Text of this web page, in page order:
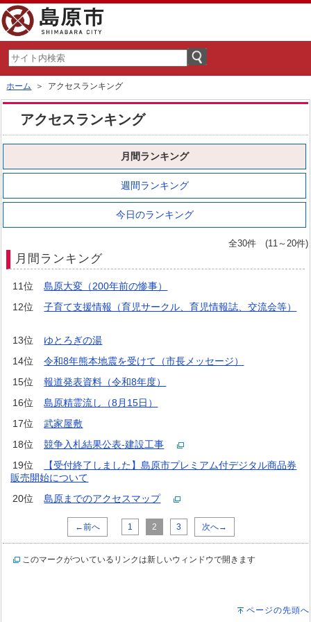
ホーム ＞ アクセスランキング
アクセスランキング
月間ランキング
週間ランキング
今日のランキング
全30件 (11～20件)
月間ランキング
11位
島原大変（200年前の惨事）
12位
子育て支援情報（育児サークル、育児情報誌、交流会等）
13位
ゆとろぎの湯
14位
令和8年熊本地震を受けて（市長メッセージ）
15位
報道発表資料（令和8年度）
16位
島原精霊流し（8月15日）
17位
武家屋敷
18位
競争入札結果公表-建設工事
19位
【受付終了しました】島原市プレミアム付デジタル商品券
販売開始について
20位
島原までのアクセスマップ
←前へ 1 2 3 次へ→
このマークがついているリンクは新しいウィンドウで開きます
ページの先頭へ